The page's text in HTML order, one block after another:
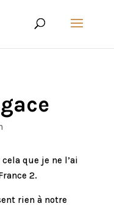
que je ne l’ai
2.
rien à notre